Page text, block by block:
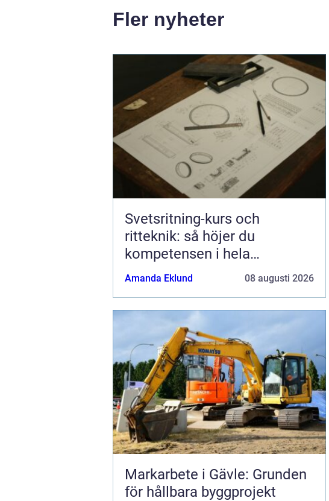
Fler nyheter
Svetsritning-kurs och
ritteknik: så höjer du
kompetensen i hela
produktionskedjan
Amanda Eklund 08 augusti 2026
Markarbete i Gävle: Grunden
för hållbara byggprojekt